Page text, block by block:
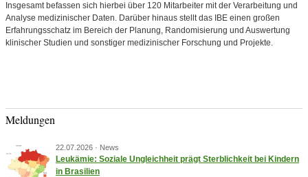
Insgesamt befassen sich hierbei über 120 Mitarbeiter mit der Verarbeitung und
Analyse medizinischer Daten. Darüber hinaus stellt das IBE einen großen
Erfahrungsschatz im Bereich der Planung, Randomisierung und Auswertung
klinischer Studien und sonstiger medizinischer Forschung und Projekte.
Meldungen
22.07.2026 · News
Leukämie: Soziale Ungleichheit prägt Sterblichkeit bei Kindern
in Brasilien